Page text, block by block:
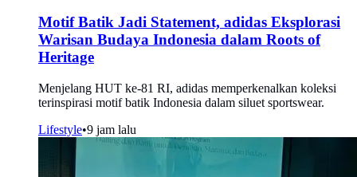
Motif Batik Jadi Statement, adidas Eksplorasi
Warisan Budaya Indonesia dalam Roots of
Heritage
Menjelang HUT ke-81 RI, adidas memperkenalkan koleksi
terinspirasi motif batik Indonesia dalam siluet sportswear.
Lifestyle•9 jam lalu